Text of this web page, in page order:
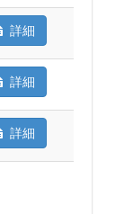
詳細
詳細
詳細